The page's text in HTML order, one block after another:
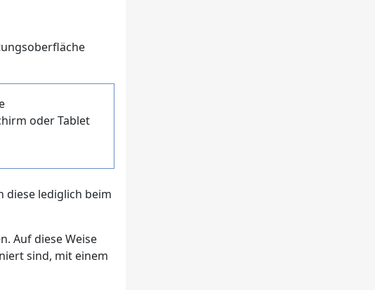
oder Tablet
diese lediglich beim
Auf diese Weise
sind, mit einem